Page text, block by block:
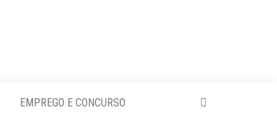
EMPREGO E CONCURSO